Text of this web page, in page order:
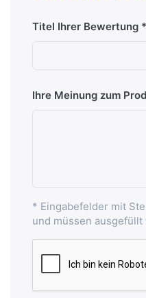
Titel Ihrer Bewertung
Ihre Meinung zum
* Eingabefelder mit
und müssen ausgefüllt